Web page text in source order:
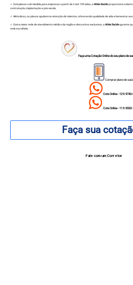
Fale com um Corretor
Faça sua
✓ Com planos sob medida para empresas a partir de 2 até 199 vidas, aAtívia Saúdeproporciona
contratação, implantação e pós-venda.
✓ Além disso, os planos ajudam na retenção de talentos, oferecendo qualidade de vida e bem-estar
✓ Com a maior rede de atendimento médico da região e descontos exclusivos, aAtívia Saúdegarante
rede escolhida.
Faça uma Cotação Online do seu plano de
Comprar plano de
Cote Online - 12 9.9740-
Cote Online - 11 9.9553-